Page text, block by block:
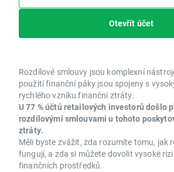
Otevřít účet
Rozdílové smlouvy jsou komplexní
použití finanční páky jsou spojeny s
rychlého vzniku finanční ztráty.
U 77 % účtů retailových investorů došlo
rozdílovými smlouvami u tohoto
ztráty.
Měli byste zvážit, zda rozumíte tomu, jak
fungují, a zda si můžete dovolit vysoké
finančních prostředků.